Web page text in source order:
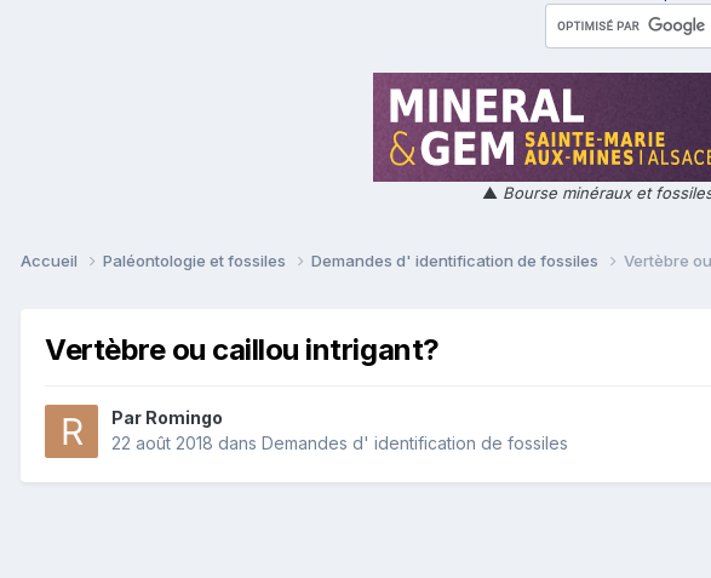
▲ Bourse minéraux et
Accueil Paléontologie et fossiles Demandes d' identification de fossiles Vertèbre
Vertèbre ou caillou intrigant?
Par Romingo
22 août 2018 dans Demandes d' identification de fossiles